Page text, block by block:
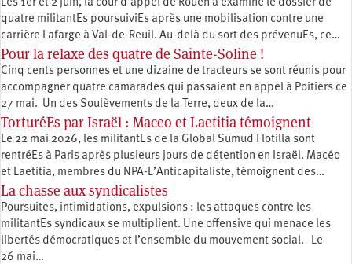
Les 1er et 2 juin, la cour d’appel de Rouen a examiné le dossier de
quatre militantEs poursuiviEs après une mobilisation contre une
carrière Lafarge à Val-de-Reuil. Au-delà du sort des prévenuEs, ce…
Pour la relaxe des quatre de Sainte-Soline !
Cinq cents personnes et une dizaine de tracteurs se sont réunis pour
accompagner quatre camarades qui passaient en appel à Poitiers ce
27 mai. Un des Soulèvements de la Terre, deux de la…
TorturéEs par Israël : Maceo et Laetitia témoignent
Le 22 mai 2026, les militantEs de la Global Sumud Flotilla sont
rentréEs à Paris après plusieurs jours de détention en Israël. Macéo
et Laetitia, membres du ‪NPA-L’Anticapitaliste, témoignent des…
La chasse aux syndicalistes
Poursuites, intimidations, expulsions : les attaques contre les
militantEs syndicaux se multiplient. Une offensive qui menace les
libertés démocratiques et l’ensemble du mouvement social. Le
26 mai…